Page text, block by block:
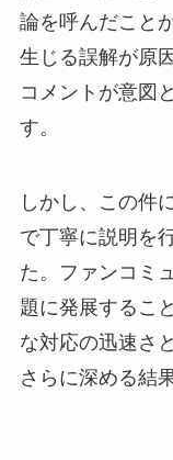
論を呼んだこと
生じる誤解が原
コメントが意図
す。
しかし、この件
で丁寧に説明を
た。ファンコミ
題に発展するこ
な対応の迅速さ
さらに深める結